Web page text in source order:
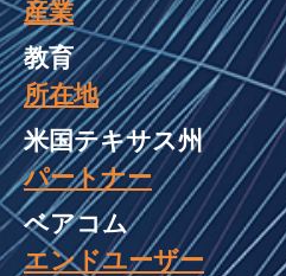
産業
教育
所在地
米国テキサス州
パートナー
ベアコム
エンドユーザー